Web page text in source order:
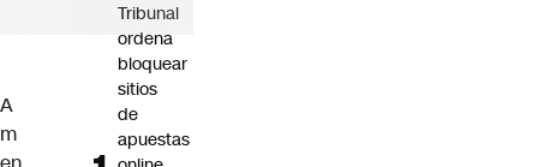
A
m
Tribunal
ordena
bloquear
sitios
de
apuestas